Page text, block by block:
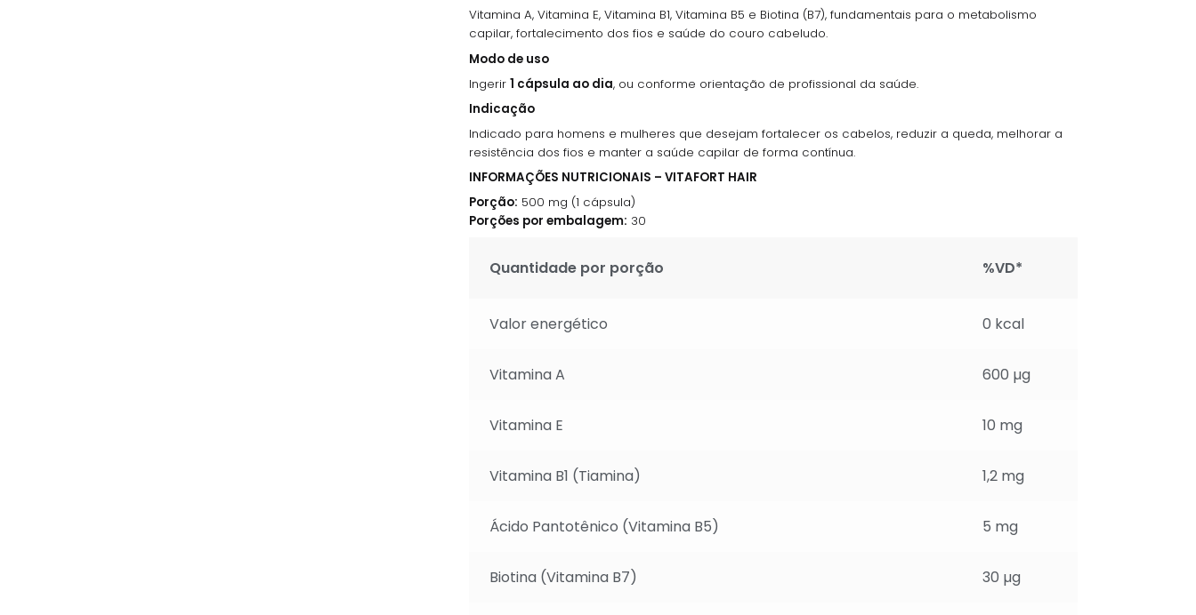
Vitamina A, Vitamina E, Vitamina B1, Vitamina B5 e Biotina (B7), fundamentais para o metabolismo
capilar, fortalecimento dos fios e saúde do couro cabeludo.
Modo de uso
Ingerir1 cápsula ao dia, ou conforme orientação de profissional da saúde.
Indicação
Indicado para homens e mulheres que desejam fortalecer os cabelos, reduzir a queda, melhorar a
resistência dos fios e manter a saúde capilar de forma contínua.
INFORMAÇÕES NUTRICIONAIS – VITAFORT HAIR
Porção: 500 mg (1 cápsula)
Porções por embalagem: 30
Quantidade por porção %VD*
Valor energético 0 kcal
Vitamina A 600 µg
Vitamina E 10 mg
Vitamina B1 (Tiamina) 1,2 mg
Ácido Pantotênico (Vitamina B5) 5 mg
Biotina (Vitamina B7) 30 µg